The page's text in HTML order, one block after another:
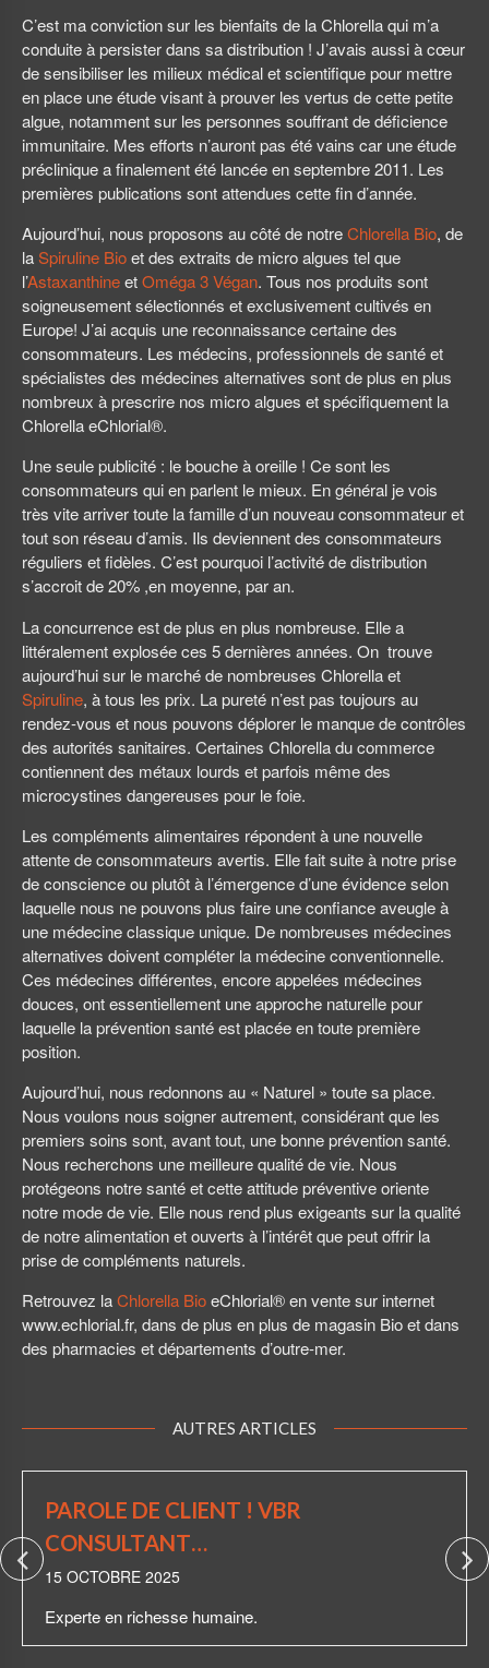
C’est ma conviction sur les bienfaits de la Chlorella qui m’a
conduite à persister dans sa distribution ! J’avais aussi à cœur
de sensibiliser les milieux médical et scientifique pour mettre
en place une étude visant à prouver les vertus de cette petite
algue, notamment sur les personnes souffrant de déficience
immunitaire. Mes efforts n’auront pas été vains car une étude
préclinique a finalement été lancée en septembre 2011. Les
premières publications sont attendues cette fin d’année.
Aujourd’hui, nous proposons au côté de notreChlorella Bio, de
laSpiruline Bioet des extraits de micro algues tel que
l’AstaxanthineetOméga 3 Végan. Tous nos produits sont
soigneusement sélectionnés et exclusivement cultivés en
Europe! J’ai acquis une reconnaissance certaine des
consommateurs. Les médecins, professionnels de santé et
spécialistes des médecines alternatives sont de plus en plus
nombreux à prescrire nos micro algues et spécifiquement la
Chlorella eChlorial®.
Une seule publicité : le bouche à oreille ! Ce sont les
consommateurs qui en parlent le mieux. En général je vois
très vite arriver toute la famille d’un nouveau consommateur et
tout son réseau d’amis. Ils deviennent des consommateurs
réguliers et fidèles. C’est pourquoi l’activité de distribution
s’accroit de 20% ,en moyenne, par an.
La concurrence est de plus en plus nombreuse. Elle a
littéralement explosée ces 5 dernières années. On trouve
aujourd’hui sur le marché de nombreuses Chlorella et
Spiruline, à tous les prix. La pureté n’est pas toujours au
rendez-vous et nous pouvons déplorer le manque de contrôles
des autorités sanitaires. Certaines Chlorella du commerce
contiennent des métaux lourds et parfois même des
microcystines dangereuses pour le foie.
Les compléments alimentaires répondent à une nouvelle
attente de consommateurs avertis. Elle fait suite à notre prise
de conscience ou plutôt à l’émergence d’une évidence selon
laquelle nous ne pouvons plus faire une confiance aveugle à
une médecine classique unique. De nombreuses médecines
alternatives doivent compléter la médecine conventionnelle.
Ces médecines différentes, encore appelées médecines
douces, ont essentiellement une approche naturelle pour
laquelle la prévention santé est placée en toute première
position.
Aujourd’hui, nous redonnons au « Naturel » toute sa place.
Nous voulons nous soigner autrement, considérant que les
premiers soins sont, avant tout, une bonne prévention santé.
Nous recherchons une meilleure qualité de vie. Nous
protégeons notre santé et cette attitude préventive oriente
notre mode de vie. Elle nous rend plus exigeants sur la qualité
de notre alimentation et ouverts à l’intérêt que peut offrir la
prise de compléments naturels.
Retrouvez laChlorella BioeChlorial® en vente sur internet
www.echlorial.fr, dans de plus en plus de magasin Bio et dans
des pharmacies et départements d’outre-mer.
AUTRES ARTICLES
PAROLE DE CLIENT ! VBR
CONSULTANT…
15 OCTOBRE 2025
Experte en richesse humaine.